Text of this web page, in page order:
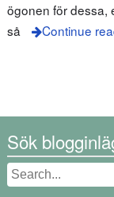
ögonen för dessa,
så
Continue
Sök